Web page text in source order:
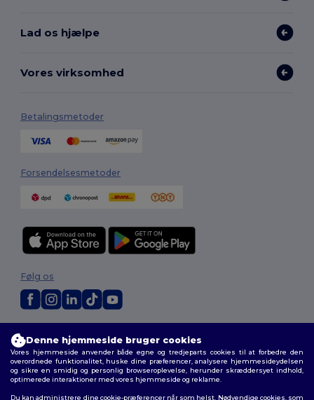
Lad os hjælpe
Vores virksomhed
Betalingsmetoder
Forsendelsesmetoder
Vilkår og Betingelser|Tilpasset politik |Fortrolighedspolitik
cookies|Sitemap
Følg os
Denne hjemmeside bruger cookies
Vores hjemmeside anvender både egne og tredjeparts cookies til at forbedre den
overordnede funktionalitet, huske dine præferencer, analysere hjemmesideydelsen
og sikre en smidig og personlig browseroplevelse, herunder skræddersyet indhold,
optimerede interaktioner med vores hjemmeside og reklame.
Du kan administrere dine cookie-præferencer når som helst. Nødvendige cookies, som